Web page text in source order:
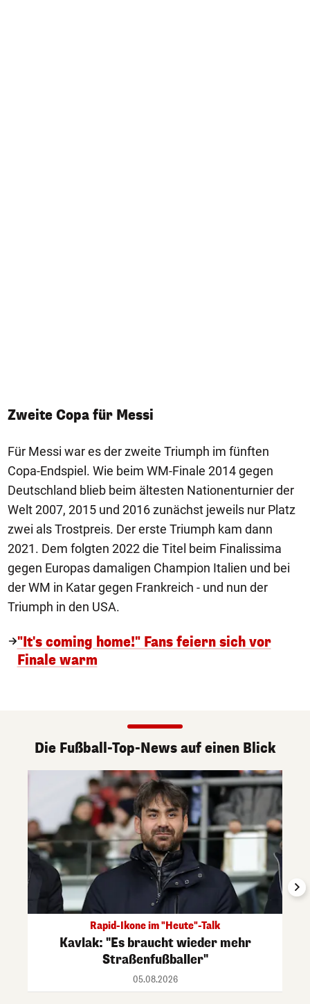
Zweite Copa für Messi
Für Messi war es der zweite Triumph im fünften
Copa-Endspiel. Wie beim WM-Finale 2014 gegen
Deutschland blieb beim ältesten Nationenturnier der
Welt 2007, 2015 und 2016 zunächst jeweils nur Platz
zwei als Trostpreis. Der erste Triumph kam dann
2021. Dem folgten 2022 die Titel beim Finalissima
gegen Europas damaligen Champion Italien und bei
der WM in Katar gegen Frankreich - und nun der
Triumph in den USA.
"It's coming home!" Fans feiern sich vor
Finale warm
Die Fußball-Top-News auf einen Blick
Rapid-Ikone im "Heute"-Talk
Kavlak: "Es braucht wieder mehr
Straßenfußballer"
05.08.2026